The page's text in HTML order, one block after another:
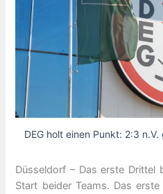
DEG holt einen Punkt: 2:3
Düsseldorf – Das erste Drittel
Start beider Teams. Das